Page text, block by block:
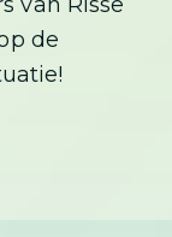
de